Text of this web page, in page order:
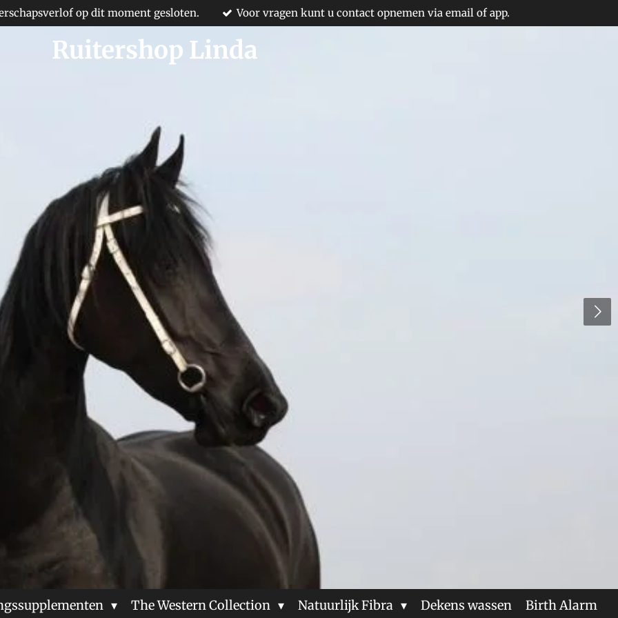
op dit moment gesloten. Voor vragen kunt u contact opnemen via email of app.
Ruitershop Linda
The Western Collection Natuurlijk Fibra Dekens wassen Birth Alarm